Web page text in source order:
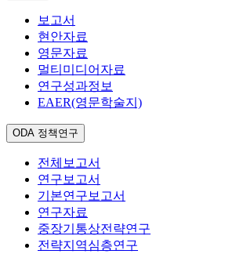
보고서
현안자료
영문자료
멀티미디어자료
연구성과정보
EAER(영문학술지)
ODA 정책연구
전체보고서
연구보고서
기본연구보고서
연구자료
중장기통상전략연구
전략지역심층연구